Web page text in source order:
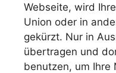
Webseite, wird
Union oder in
gekürzt. Nur in
übertragen und
benutzen, um Ihre